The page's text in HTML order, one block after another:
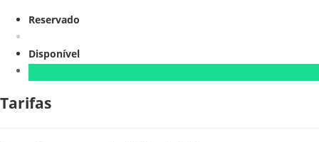
Reservado
Disponível
Tarifas